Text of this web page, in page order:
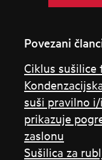
Povezani
Ciklus sušilice
suši pravilno
prikazuje
zaslonu
Sušilica za